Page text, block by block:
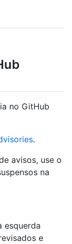
no GitHub
.
avisos, use o
na
esquerda
e